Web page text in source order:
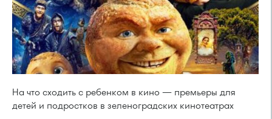
На что сходить с ребенком в кино — премьеры для
детей и подростков в зеленоградских кинотеатрах